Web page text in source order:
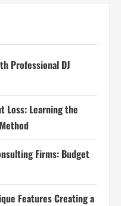
Professional DJ
Loss: Learning the
Firms: Budget
Features Creating a